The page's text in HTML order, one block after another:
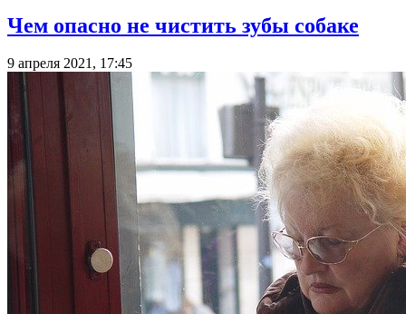
Чем опасно не чистить зубы собаке
9 апреля 2021, 17:45